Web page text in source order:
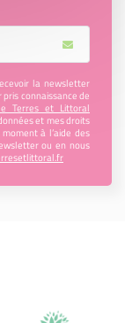
la newsletter
connaissance de
Terres et Littoral
et mes droits
à l’aide des
ou en nous